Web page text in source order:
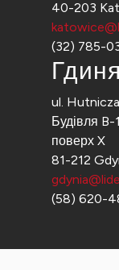
40-203
(32) 785-
Гдиня
ul.
Будівля
поверх X
81-212
(58) 620-